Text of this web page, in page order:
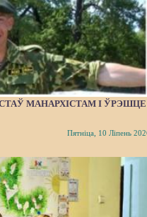
МАНАРХІСТАМ І ЎРЭШЦЕ
Пятніца, 10 Ліпень